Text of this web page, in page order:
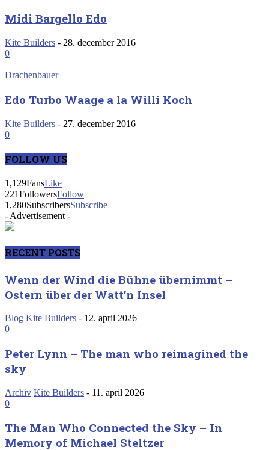
Midi Bargello Edo
Kite Builders - 28. december 2016
0
Drachenbauer
Edo Turbo Waage a la Willi Koch
Kite Builders - 27. december 2016
0
FOLLOW US
1,129FansLike
221FollowersFollow
1,280SubscribersSubscribe
- Advertisement -
RECENT POSTS
Wenn der Wind die Bühne übernimmt –
Ostern über der Watt’n Insel
Blog Kite Builders - 12. april 2026
0
Peter Lynn – The man who reimagined the
sky
Archiv Kite Builders - 11. april 2026
0
The Man Who Connected the Sky – In
Memory of Michael Steltzer